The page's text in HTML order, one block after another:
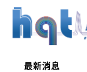
最新消息